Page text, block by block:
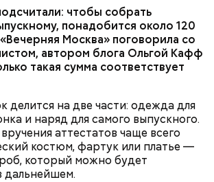
чтобы собрать
понадобится около 120
Москва» поговорила со
автором блога Ольгой Кафф
такая сумма соответствует
делится на две части: одежда для
и наряд для самого выпускного.
аттестатов чаще всего
костюм, фартук или платье —
который можно будет
дальнейшем.
по вкусу за пару минут до
листья базилика и
нарезать помидоры, отправить
несколько минут снять с огня,
«ВМ».